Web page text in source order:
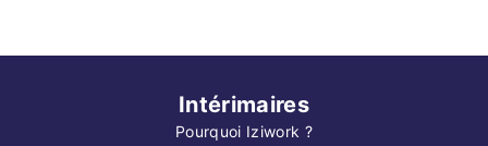
Intérimaires
Pourquoi Iziwork ?